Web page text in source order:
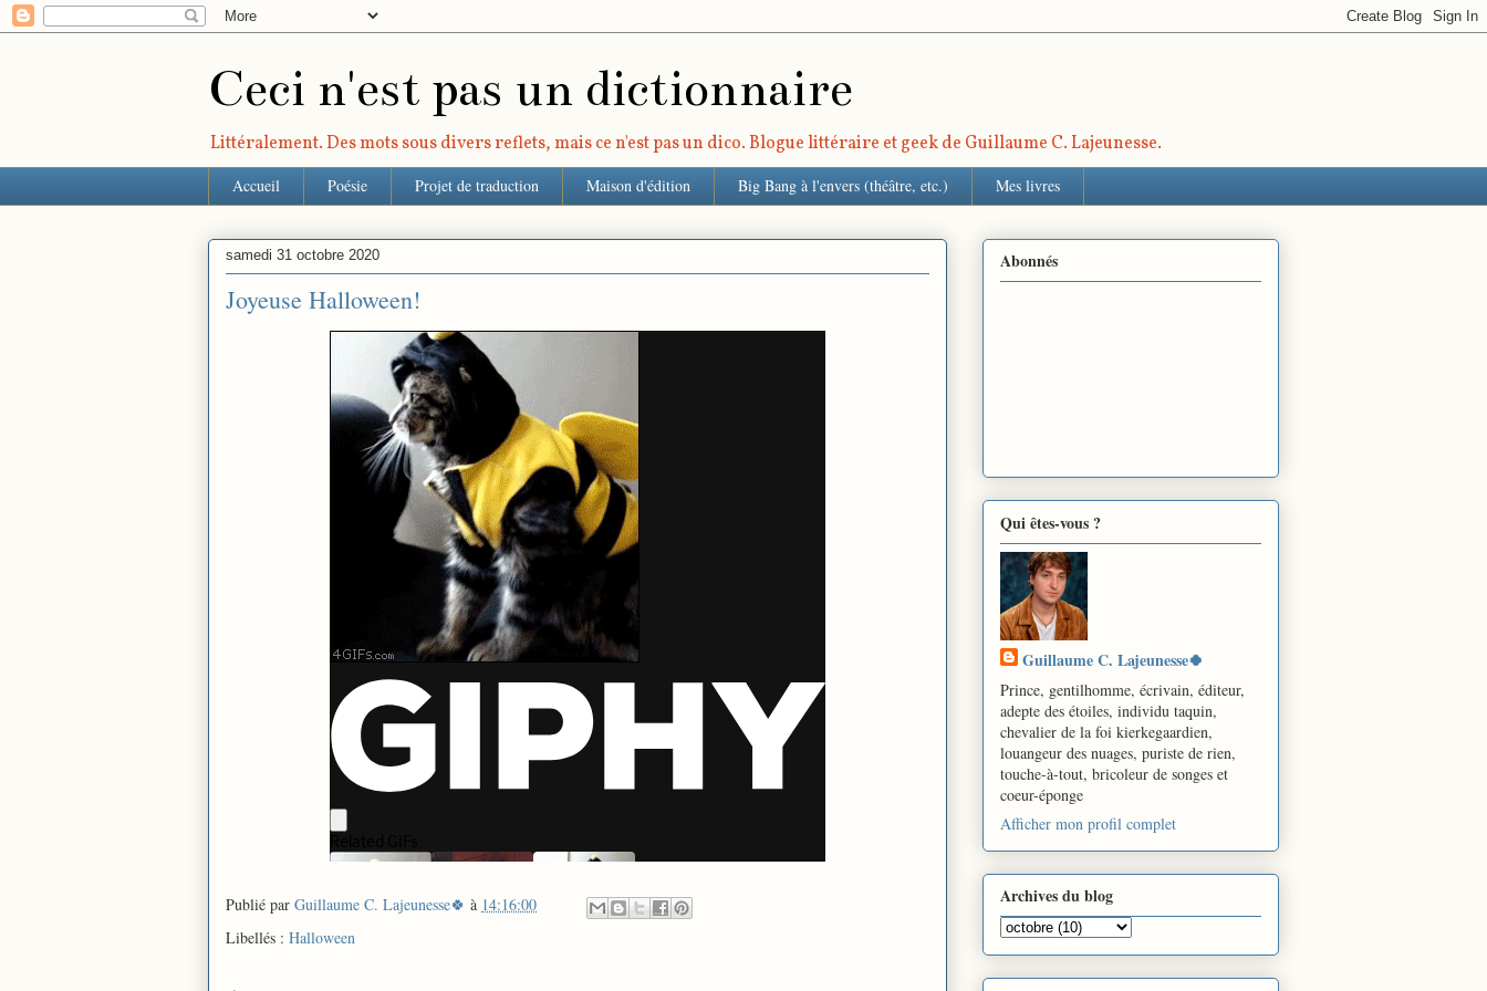
Ceci n'est pas un dictionnaire
Littéralement. Des mots sous divers reflets, mais ce n'est pas un dico. Blogue littéraire et geek de Guillaume C. Lajeunesse.
Accueil Poésie Projet de traduction Maison d'édition Big Bang à l'envers (théâtre, etc.) Mes livres
samedi 31 octobre 2020
Joyeuse Halloween!
Publié par Guillaume C. Lajeunesse🍀 à 14:16:00
Libellés : Halloween
Abonnés
Qui êtes-vous ?
Guillaume C. Lajeunesse🍀
Prince, gentilhomme, écrivain, éditeur,
adepte des étoiles, individu taquin,
chevalier de la foi kierkegaardien,
louangeur des nuages, puriste de rien,
touche-à-tout, bricoleur de songes et
coeur-éponge
Afficher mon profil complet
Archives du blog